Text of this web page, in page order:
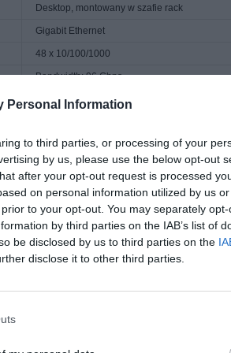
Personal Information
to third parties, or processing of your
by us, please use the below opt-out
after your opt-out request is processed
on personal information utilized by us
to your opt-out. You may separately
by third parties on the IAB’s list of
be disclosed by us to third parties on the
disclose it to other third parties.
Desktop, montowany w szafie rack
Gigabit Ethernet
48 x 10/100/1000
Bandwidth: 96 Gbps
Opóźnienie (pakiety 64-bajtów): 4 µs
9216 bajtów
Sterowanie przepływem, autonegocjacja,
chłodzenia, bufor pakietów 1,5MB, Green
IEEE 802.3, IEEE 802.3u, IEEE 802.3i,
Zasilanie, link/activity